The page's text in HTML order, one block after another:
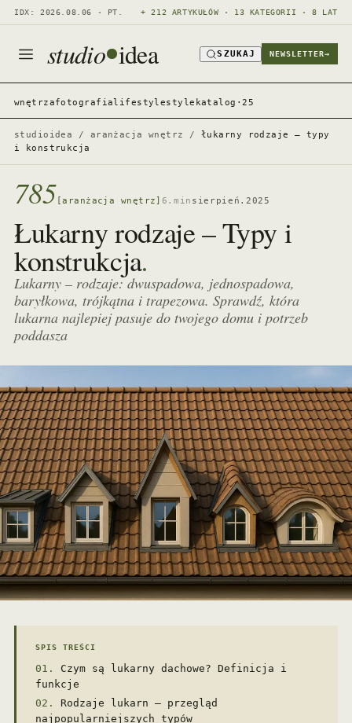
IDX: 2026.08.06 · PT. + 212 ARTYKUŁÓW · 13 KATEGORII · 8 LAT
studio idea SZUKAJ NEWSLETTER→
wnętrzafotografialifestylestyle katalog·25
studioidea / aranżacja wnętrz /łukarny rodzaje – typy
i konstrukcja
785 [aranżacja wnętrz] 6.min sierpień.2025
Łukarny rodzaje – Typy i
konstrukcja.
Lukarny – rodzaje: dwuspadowa, jednospadowa,
baryłkowa, trójkątna i trapezowa. Sprawdź, która
lukarna najlepiej pasuje do twojego domu i potrzeb
poddasza
SPIS TREŚCI
Czym są lukarny dachowe? Definicja i
funkcje
Rodzaje lukarn – przegląd
najpopularniejszych typów